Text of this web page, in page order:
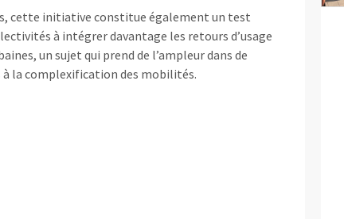
cette initiative constitue également un test
à intégrer davantage les retours d’usage
un sujet qui prend de l’ampleur dans de
la complexification des mobilités.